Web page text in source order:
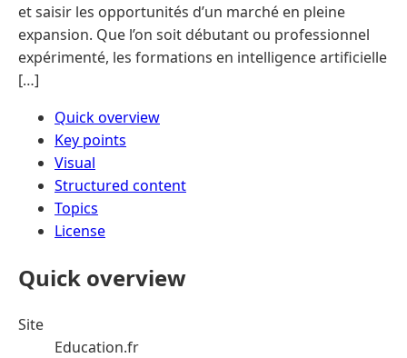
et saisir les opportunités d’un marché en pleine
expansion. Que l’on soit débutant ou professionnel
expérimenté, les formations en intelligence artificielle
[…]
Quick overview
Key points
Visual
Structured content
Topics
License
Quick overview
Site
Education.fr